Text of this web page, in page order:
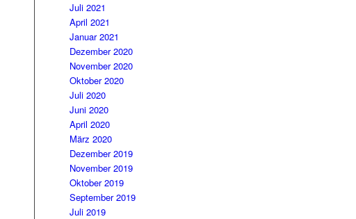
Juli 2021
April 2021
Januar 2021
Dezember 2020
November 2020
Oktober 2020
Juli 2020
Juni 2020
April 2020
März 2020
Dezember 2019
November 2019
Oktober 2019
September 2019
Juli 2019